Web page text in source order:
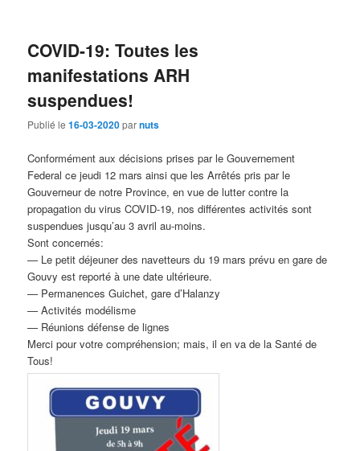
COVID-19: Toutes les
manifestations ARH
suspendues!
Publié le16-03-2020parnuts
Conformément aux décisions prises par le Gouvernement
Federal ce jeudi 12 mars ainsi que les Arrêtés pris par le
Gouverneur de notre Province, en vue de lutter contre la
propagation du virus COVID-19, nos différentes activités sont
suspendues jusqu’au 3 avril au-moins.
Sont concernés:
— Le petit déjeuner des navetteurs du 19 mars prévu en gare de
Gouvy est reporté à une date ultérieure.
— Permanences Guichet, gare d’Halanzy
— Activités modélisme
— Réunions défense de lignes
Merci pour votre compréhension; mais, il en va de la Santé de
Tous!